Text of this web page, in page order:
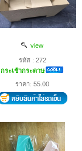
view
รหัส : 272
กระเช้ากระดาษ
ราคา: 55.00